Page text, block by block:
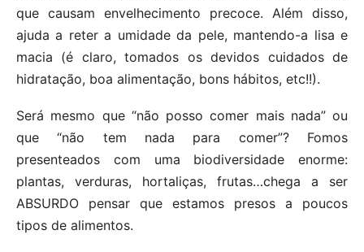
que causam envelhecimento precoce. Além disso,
ajuda a reter a umidade da pele, mantendo-a lisa e
macia (é claro, tomados os devidos cuidados de
hidratação, boa alimentação, bons hábitos, etc!!).
Será mesmo que “não posso comer mais nada” ou
que “não tem nada para comer”? Fomos
presenteados com uma biodiversidade enorme:
plantas, verduras, hortaliças, frutas…chega a ser
ABSURDO pensar que estamos presos a poucos
tipos de alimentos.